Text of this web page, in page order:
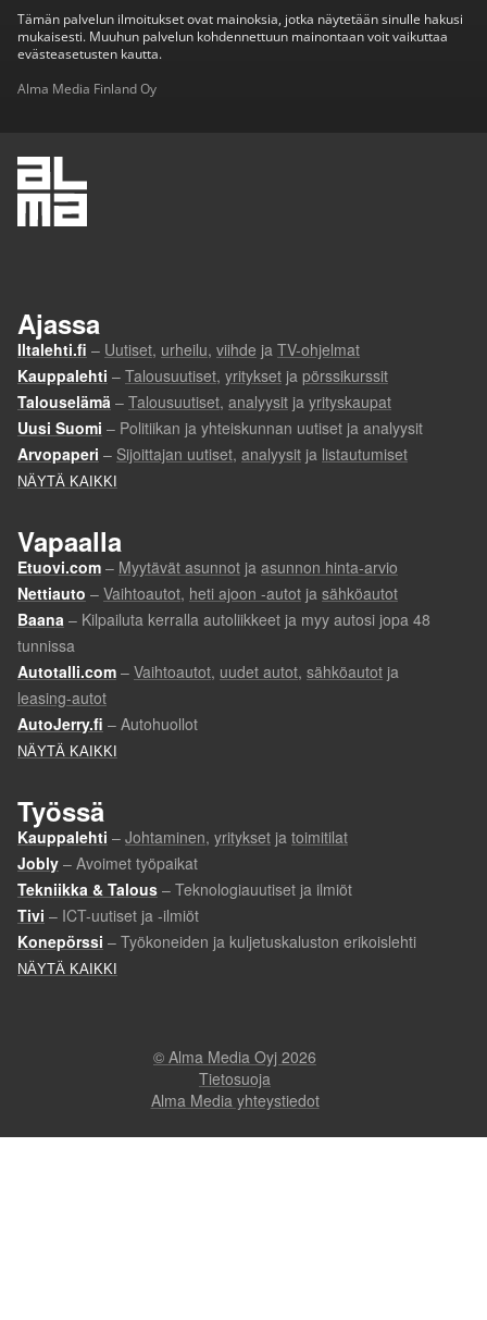
Tämän palvelun ilmoitukset ovat mainoksia, jotka näytetään sinulle hakusi
mukaisesti. Muuhun palvelun kohdennettuun mainontaan voit vaikuttaa
evästeasetusten kautta.
Alma Media Finland Oy